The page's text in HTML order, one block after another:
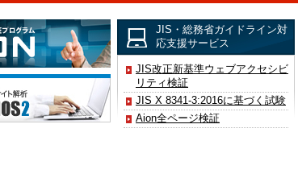
JIS・総務省ガイドライン対
応支援サービス
JIS改正新基準ウェブアクセシビ
リティ検証
JIS X 8341-3:2016に基づく試験
Aion全ページ検証